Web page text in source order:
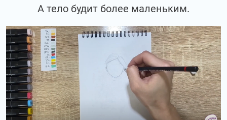
А тело будит более маленьким.